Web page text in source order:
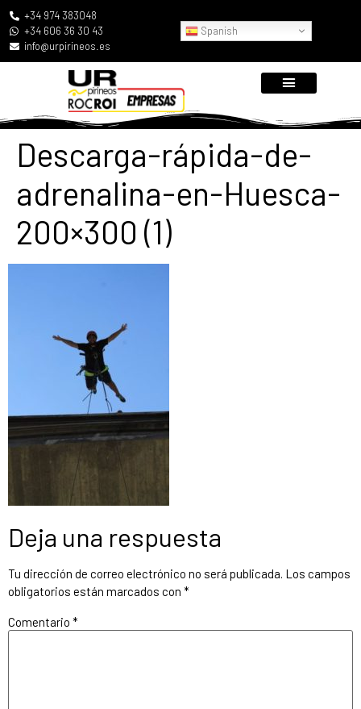
+34 974 383048
+34 606 36 30 43
info@urpirineos.es
Spanish
Descarga-rápida-de-
adrenalina-en-Huesca-
200×300 (1)
Deja una respuesta
Tu dirección de correo electrónico no será publicada. Los campos
obligatorios están marcados con *
Comentario *